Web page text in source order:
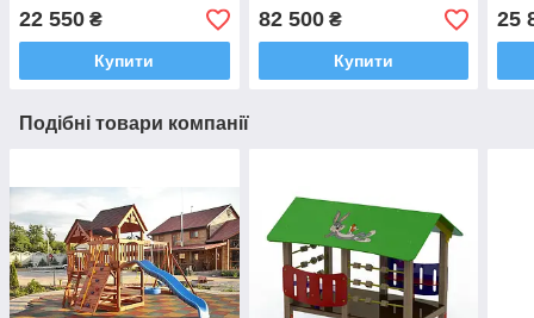
22 550 ₴
Купити
82 500₴
Купити
25
Подібні товари компанії